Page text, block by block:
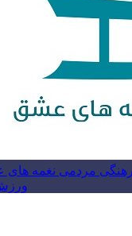
مردمی نغمه های